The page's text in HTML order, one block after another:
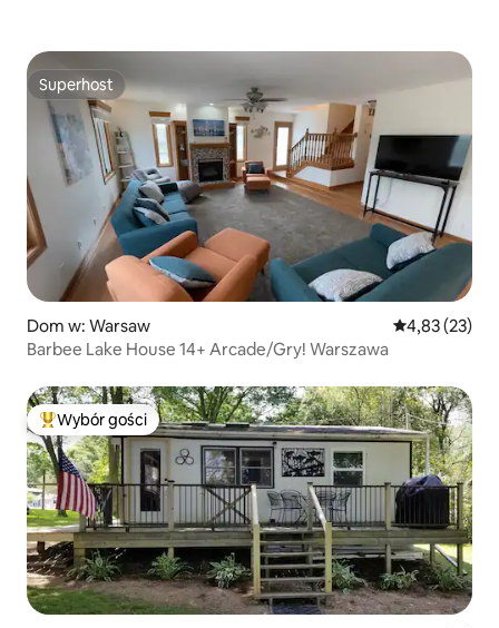
Superhost
Superhost
Dom w: Warsaw Średnia
4,83 (23)
Barbee Lake House 14+ Arcade/Gry! Warszawa
Najpopularniejsze z kategorii Wybór gości
Wybór gości